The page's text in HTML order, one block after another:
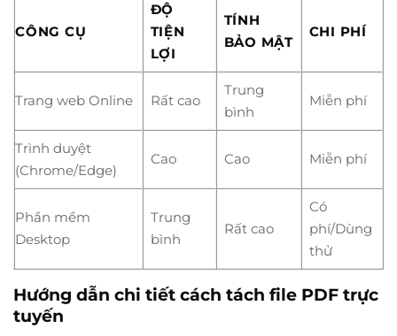
CÔNG CỤ
ĐỘ
TIỆN
LỢI
TÍNH
BẢO MẬT
CHI PHÍ
Trang web Online Rất cao
Trung
bình
Miễn phí
Trình duyệt
(Chrome/Edge)
Cao Cao Miễn phí
Phần mềm
Desktop
Trung
bình
Rất cao
Có
phí/Dùng
thử
Hướng dẫn chi tiết cách tách file PDF trực
tuyến